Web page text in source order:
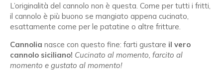
L’originalità del cannolo non è questa. Come per tutti i fritti,
il cannolo è più buono se mangiato appena cucinato,
esattamente come per le patatine o altre fritture.
Cannolia nasce con questo fine: farti gustare il vero
cannolo siciliano! Cucinato al momento, farcito al
momento e gustato al momento!